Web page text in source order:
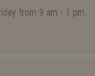
from 9 am - 1 pm.